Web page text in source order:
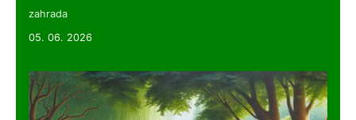
zahrada
05. 06. 2026